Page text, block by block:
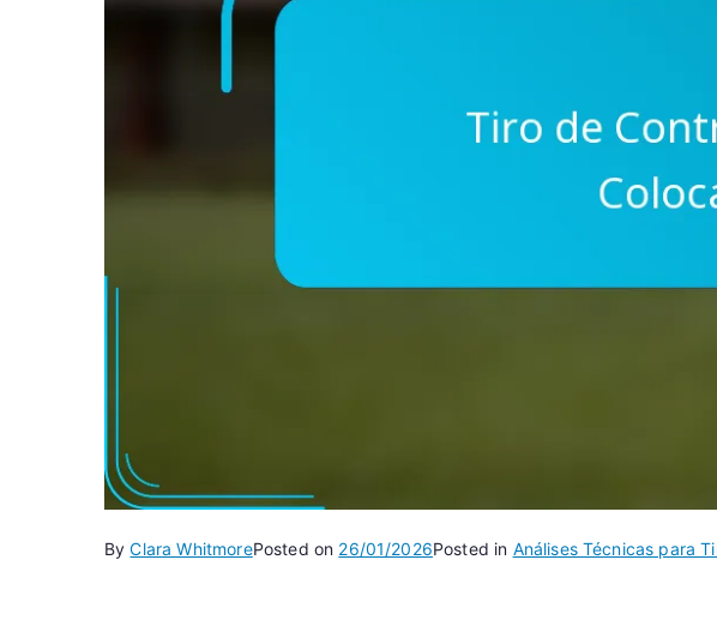
ByClara WhitmorePosted on 26/01/2026Posted in Análises Técnicas para